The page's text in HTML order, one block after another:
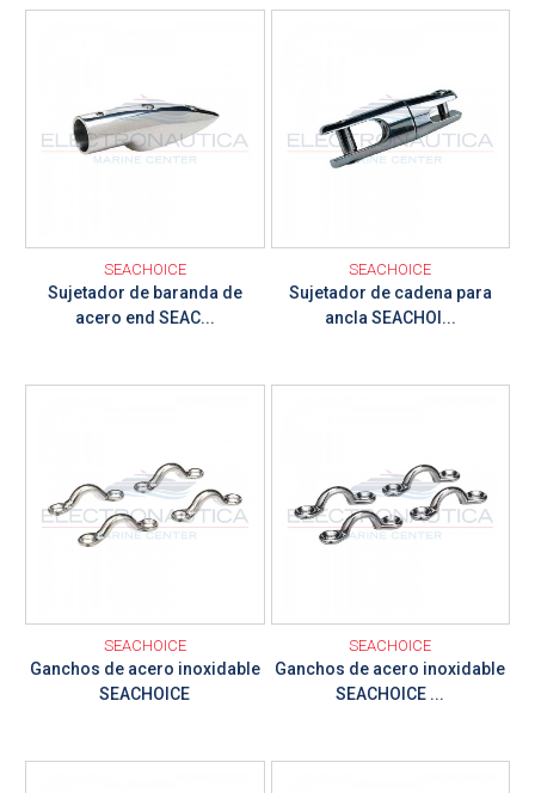
SEACHOICE
Sujetador de baranda de
acero end SEAC...
SEACHOICE
Sujetador de cadena para
ancla SEACHOI...
SEACHOICE
Ganchos de acero inoxidable
SEACHOICE
SEACHOICE
Ganchos de acero inoxidable
SEACHOICE ...